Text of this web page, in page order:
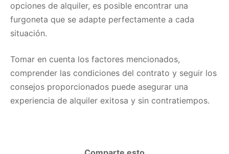
opciones de alquiler, es posible encontrar una
furgoneta que se adapte perfectamente a cada
situación.
Tomar en cuenta los factores mencionados,
comprender las condiciones del contrato y seguir los
consejos proporcionados puede asegurar una
experiencia de alquiler exitosa y sin contratiempos.